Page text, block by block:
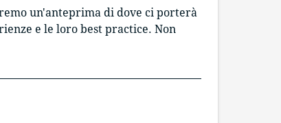
un'anteprima di dove ci porterà
e le loro best practice. Non